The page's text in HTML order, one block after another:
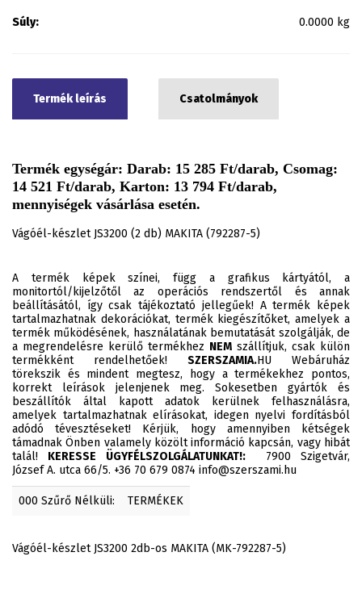
Súly: 0.0000 kg
Termék leírás Csatolmányok
Termék egységár: Darab: 15 285 Ft/darab, Csomag:
14 521 Ft/darab, Karton: 13 794 Ft/darab,
mennyiségek vásárlása esetén.
Vágóél-készlet JS3200 (2 db) MAKITA (792287-5)
A termék képek színei, függ a grafikus kártyától, a
monitortól/kijelzőtől az operációs rendszertől és annak
beállításától, így csak tájékoztató jellegűek! A termék képek
tartalmazhatnak dekorációkat, termék kiegészítőket, amelyek a
termék működésének, használatának bemutatását szolgálják, de
a megrendelésre kerülő termékhez NEM szállítjuk, csak külön
termékként rendelhetőek! SZERSZAMIA.HU Webáruház
törekszik és mindent megtesz, hogy a termékekhez pontos,
korrekt leírások jelenjenek meg. Sokesetben gyártók és
beszállítók által kapott adatok kerülnek felhasználásra,
amelyek tartalmazhatnak elírásokat, idegen nyelvi fordításból
adódó tévesztéseket! Kérjük, hogy amennyiben kétségek
támadnak Önben valamely közölt információ kapcsán, vagy hibát
talál! KERESSE ÜGYFÉLSZOLGÁLATUNKAT!:7900 Szigetvár,
József A. utca 66/5. +36 70 679 0874 info@szerszami.hu
000 Szűrő Nélküli: TERMÉKEK
Vágóél-készlet JS3200 2db-os MAKITA (MK-792287-5)